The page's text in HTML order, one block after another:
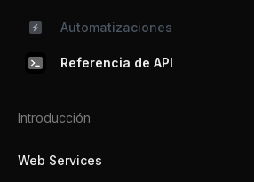
Automatizaciones
Referencia de API
Introducción
Web Services